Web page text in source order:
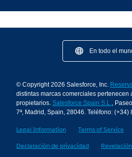
En todo el
© Copyright 2026 Salesforce, Inc.
distintas marcas comerciales pertenecen
propietarios. Salesforce Spain S.L.,
7ª, Madrid, Spain, 28046. Teléfono: (+34)
Legal Information
Terms of Service
Declaración de privacidad